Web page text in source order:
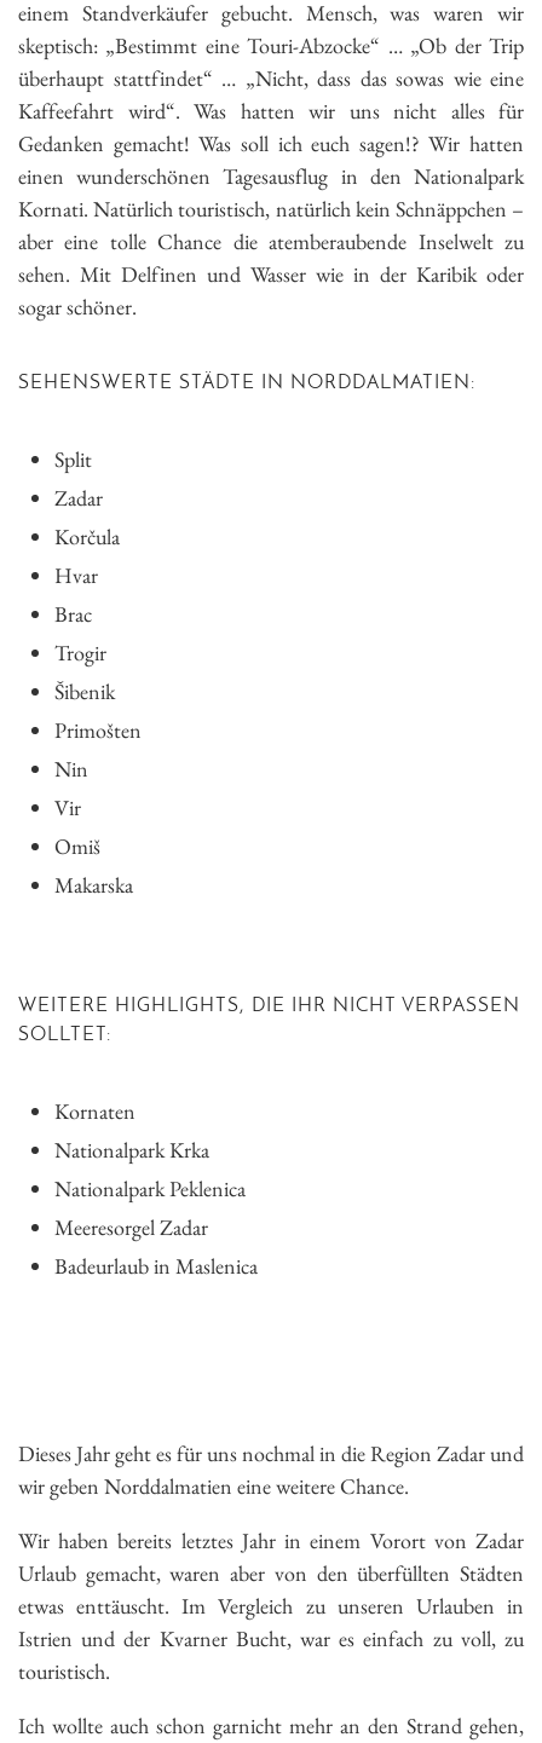
einem Standverkäufer gebucht. Mensch, was waren wir
skeptisch: „Bestimmt eine Touri-Abzocke“ … „Ob der Trip
überhaupt stattfindet“ … „Nicht, dass das sowas wie eine
Kaffeefahrt wird“. Was hatten wir uns nicht alles für
Gedanken gemacht! Was soll ich euch sagen!? Wir hatten
einen wunderschönen Tagesausflug in den Nationalpark
Kornati. Natürlich touristisch, natürlich kein Schnäppchen –
aber eine tolle Chance die atemberaubende Inselwelt zu
sehen. Mit Delfinen und Wasser wie in der Karibik oder
sogar schöner.
SEHENSWERTE STÄDTE IN NORDDALMATIEN:
Split
Zadar
Korčula
Hvar
Brac
Trogir
Šibenik
Primošten
Nin
Vir
Omiš
Makarska
WEITERE HIGHLIGHTS, DIE IHR NICHT VERPASSEN
SOLLTET:
Kornaten
Nationalpark Krka
Nationalpark Peklenica
Meeresorgel Zadar
Badeurlaub in Maslenica
Dieses Jahr geht es für uns nochmal in die Region Zadar und
wir geben Norddalmatien eine weitere Chance.
Wir haben bereits letztes Jahr in einem Vorort von Zadar
Urlaub gemacht, waren aber von den überfüllten Städten
etwas enttäuscht. Im Vergleich zu unseren Urlauben in
Istrien und der Kvarner Bucht, war es einfach zu voll, zu
touristisch.
Ich wollte auch schon garnicht mehr an den Strand gehen,